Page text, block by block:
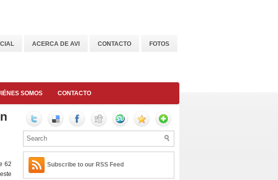
ACERCA DE AVI CONTACTO FOTOS
SOMOS CONTACTO
62
Subscribe to our RSS Feed